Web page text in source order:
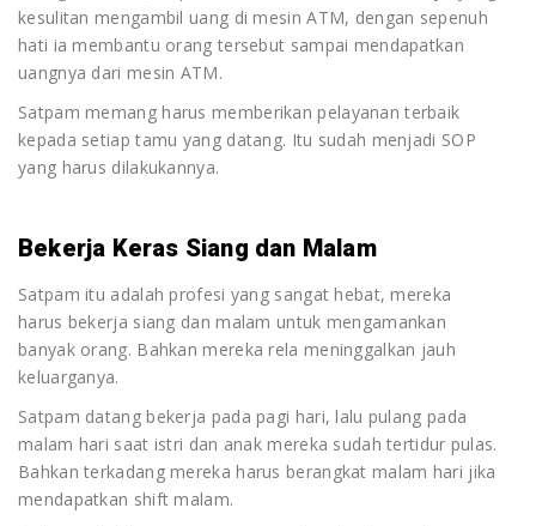
kesulitan mengambil uang di mesin ATM, dengan sepenuh
hati ia membantu orang tersebut sampai mendapatkan
uangnya dari mesin ATM.
Satpam memang harus memberikan pelayanan terbaik
kepada setiap tamu yang datang. Itu sudah menjadi SOP
yang harus dilakukannya.
Bekerja Keras Siang dan Malam
Satpam itu adalah profesi yang sangat hebat, mereka
harus bekerja siang dan malam untuk mengamankan
banyak orang. Bahkan mereka rela meninggalkan jauh
keluarganya.
Satpam datang bekerja pada pagi hari, lalu pulang pada
malam hari saat istri dan anak mereka sudah tertidur pulas.
Bahkan terkadang mereka harus berangkat malam hari jika
mendapatkan shift malam.